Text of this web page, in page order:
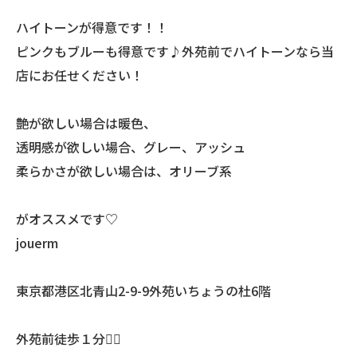
ハイトーンが得意です！！
ピンクもブルーも得意です♪外苑前でハイトーンなら当
店にお任せください！
艶が欲しい場合は暖色、
透明感が欲しい場合、グレー、アッシュ
柔らかさが欲しい場合は、オリーブ系
がオススメです♡
jouerm
東京都港区北青山2-9-9外苑いちょうの杜6階
外苑前徒歩１分🚶‍♀️